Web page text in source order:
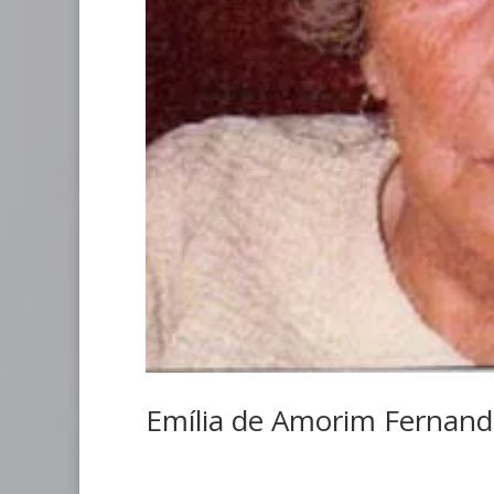
Emília de Amorim